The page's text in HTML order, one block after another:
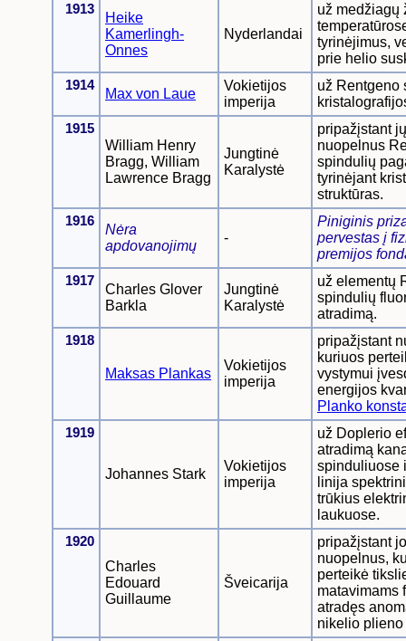
1913
Heike
Kamerlingh-
Onnes
Nyderlandai
už medžiagų
tyrinėjimus,
prie helio
1914
Max von Laue
Vokietijos
imperija
už Rentgeno
1915
William Henry
Bragg, William
Lawrence Bragg
Jungtinė
Karalystė
pripažįstant jų
nuopelnus
spindulių
tyrinėjant
struktūras.
1916
Nėra
apdovanojimų
-
Piniginis
pervestas į
premijos
1917
Charles Glover
Barkla
Jungtinė
Karalystė
už elementų
spindulių
atradimą.
1918
Maksas Plankas
Vokietijos
imperija
pripažįstant
kuriuos
vystymui
energijos
Planko
1919
Johannes Stark
Vokietijos
imperija
už Doplerio
atradimą
spinduliuose
linija
trūkius
laukuose.
1920
Charles
Edouard
Guillaume
Šveicarija
pripažįstant jo
nuopelnus,
perteikė
matavimams
atradęs
nikelio